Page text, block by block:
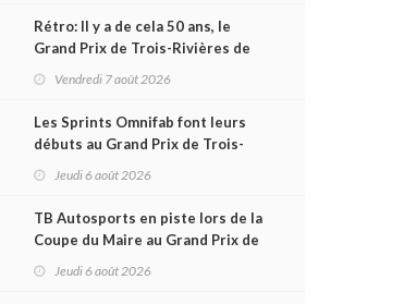
Rétro: Il y a de cela 50 ans, le
Grand Prix de Trois-Rivières de
1976
Vendredi 7 août 2026
Les Sprints Omnifab font leurs
débuts au Grand Prix de Trois-
Rivières avec un format inspiré
Jeudi 6 août 2026
TB Autosports en piste lors de la
Coupe du Maire au Grand Prix de
Trois-Rivières
Jeudi 6 août 2026